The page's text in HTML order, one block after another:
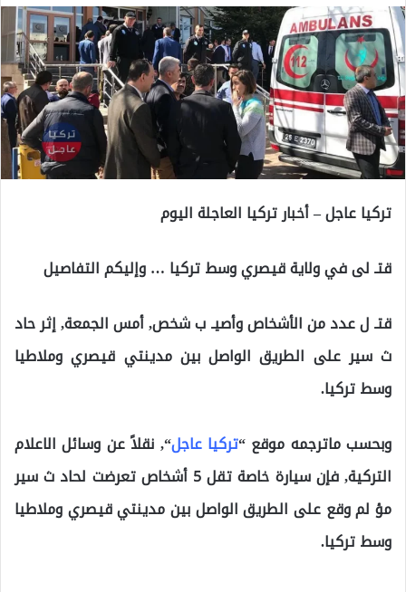
تركيا عاجل – أخبار تركيا العاجلة اليوم
قتـ لى في ولاية قيصري وسط تركيا … وإليكم التفاصيل
قتـ ل عدد من الأشخاص وأصيـ ب شخص, أمس الجمعة, إثر حاد
ث سير على الطريق الواصل بين مدينتي قيصري وملاطيا
وسط تركيا.
وبحسب ماترجمه موقع “تركيا عاجل“, نقلاً عن وسائل الاعلام
التركية, فإن سيارة خاصة تقل 5 أشخاص تعرضت لحاد ث سير
مؤ لم وقع على الطريق الواصل بين مدينتي قيصري وملاطيا
وسط تركيا.